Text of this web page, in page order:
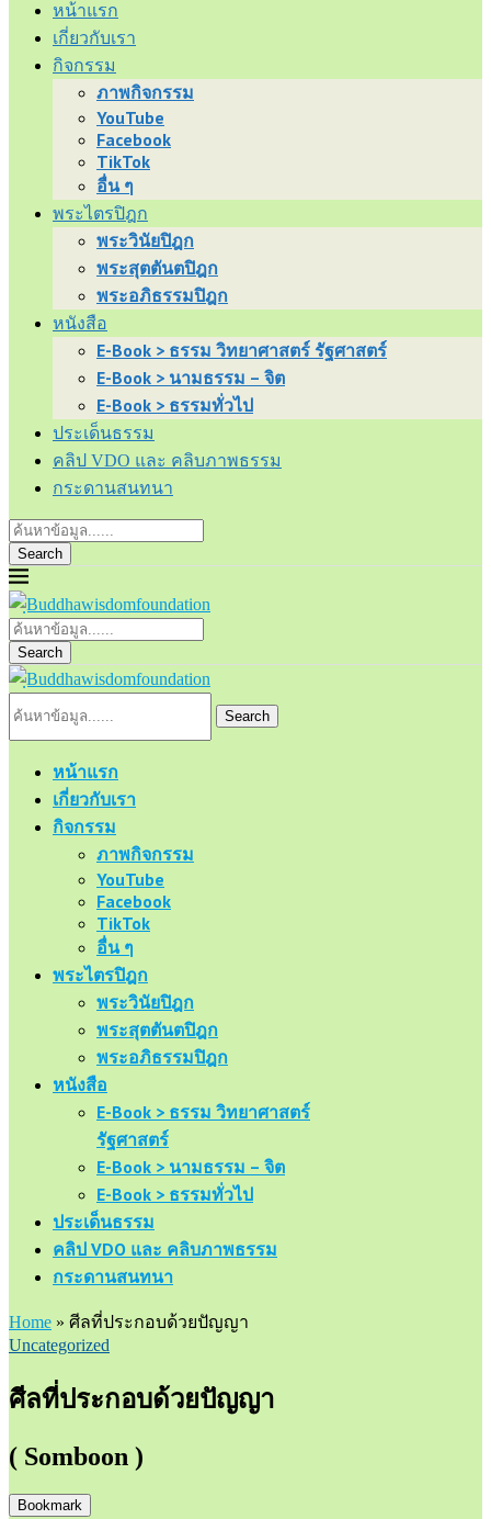
หน้าแรก
เกี่ยวกับเรา
กิจกรรม
ภาพกิจกรรม
YouTube
Facebook
TikTok
อื่น ๆ
พระไตรปิฎก
พระวินัยปิฎก
พระสุตตันตปิฎก
พระอภิธรรมปิฎก
หนังสือ
E-Book > ธรรม วิทยาศาสตร์ รัฐศาสตร์
E-Book > นามธรรม – จิต
E-Book > ธรรมทั่วไป
ประเด็นธรรม
คลิป VDO และ คลิบภาพธรรม
กระดานสนทนา
Search
Search
Search
หน้าแรก
เกี่ยวกับเรา
กิจกรรม
ภาพกิจกรรม
YouTube
Facebook
TikTok
อื่น ๆ
พระไตรปิฎก
พระวินัยปิฎก
พระสุตตันตปิฎก
พระอภิธรรมปิฎก
หนังสือ
E-Book > ธรรม วิทยาศาสตร์
รัฐศาสตร์
E-Book > นามธรรม – จิต
E-Book > ธรรมทั่วไป
ประเด็นธรรม
คลิป VDO และ คลิบภาพธรรม
กระดานสนทนา
Home » ศีลที่ประกอบด้วยปัญญา
Uncategorized
ศีลที่ประกอบด้วยปัญญา
( Somboon )
Bookmark